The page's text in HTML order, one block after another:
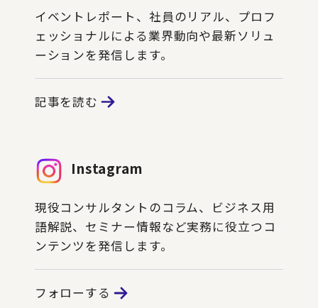
イベントレポート、社員のリアル、プロフ
ェッショナルによる業界動向や最新ソリュ
ーションを発信します。
記事を読む
Instagram
現役コンサルタントのコラム、ビジネス用
語解説、セミナー情報など実務に役立つコ
ンテンツを発信します。
フォローする